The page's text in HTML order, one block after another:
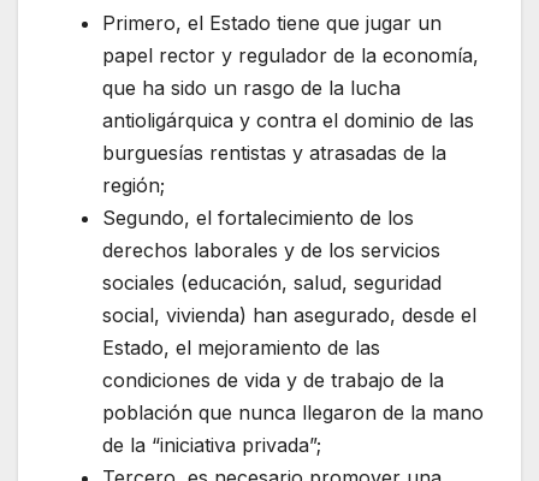
Primero, el Estado tiene que jugar un
papel rector y regulador de la economía,
que ha sido un rasgo de la lucha
antioligárquica y contra el dominio de las
burguesías rentistas y atrasadas de la
región;
Segundo, el fortalecimiento de los
derechos laborales y de los servicios
sociales (educación, salud, seguridad
social, vivienda) han asegurado, desde el
Estado, el mejoramiento de las
condiciones de vida y de trabajo de la
población que nunca llegaron de la mano
de la “iniciativa privada”;